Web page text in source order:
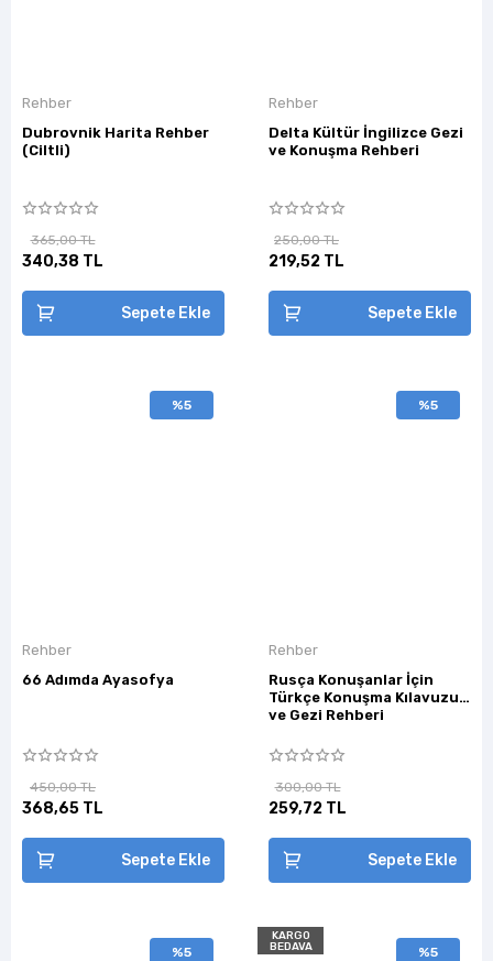
Rehber
Dubrovnik Harita Rehber
(Ciltli)
365,00 TL
340,38 TL
Sepete Ekle
Rehber
Delta Kültür İngilizce Gezi
ve Konuşma Rehberi
250,00 TL
219,52 TL
Sepete Ekle
%5
Rehber
66 Adımda Ayasofya
450,00 TL
368,65 TL
Sepete Ekle
%5
Rehber
Rusça Konuşanlar İçin
Türkçe Konuşma Kılavuzu
ve Gezi Rehberi
300,00 TL
259,72 TL
Sepete Ekle
%5
KARGO
BEDAVA
%5